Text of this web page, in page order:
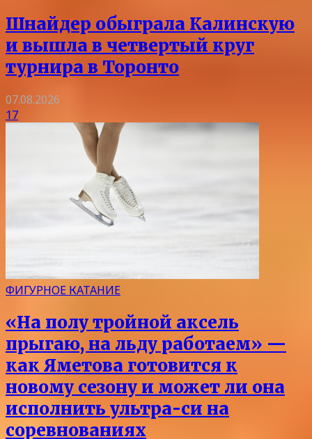
Шнайдер обыграла Калинскую
и вышла в четвертый круг
турнира в Торонто
07.08.2026
17
ФИГУРНОЕ КАТАНИЕ
«На полу тройной аксель
прыгаю, на льду работаем» —
как Яметова готовится к
новому сезону и может ли она
исполнить ультра-си на
соревнованиях